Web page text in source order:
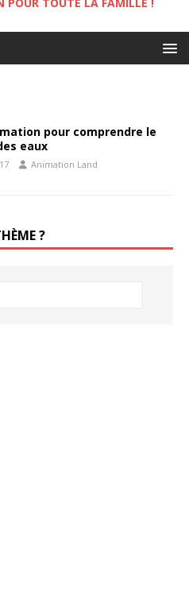
pour comprendre le
eaux
Animation Land
?